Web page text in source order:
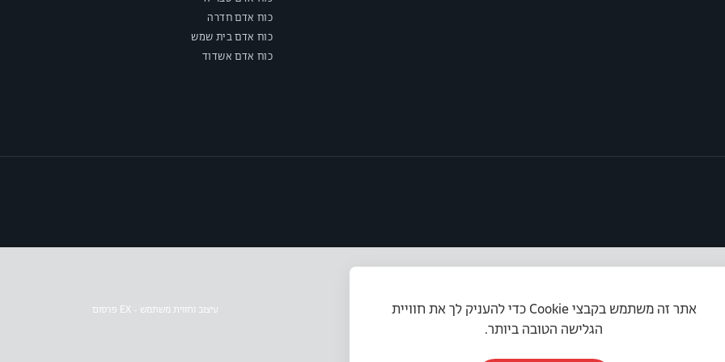
כוח אדם חדרה
כוח אדם בית שמש
כוח אדם אשדוד
תקנון האתר | מדיניות פרטיות | הצהרת נגישות עיצוב וחווית משתמש - EX פרסום
אתר זה משתמש בקבצי Cookie כדי להעניק לך את חוויית
הגלישה הטובה ביותר.